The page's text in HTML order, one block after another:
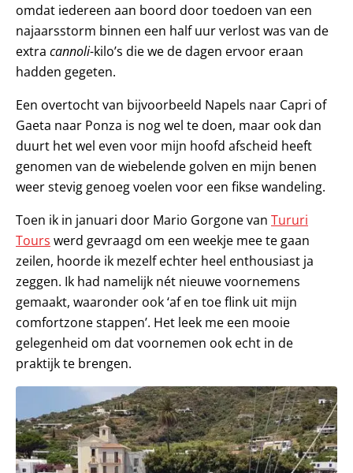
omdat iedereen aan boord door toedoen van een
najaarsstorm binnen een half uur verlost was van de
extra cannoli-kilo’s die we de dagen ervoor eraan
hadden gegeten.
Een overtocht van bijvoorbeeld Napels naar Capri of
Gaeta naar Ponza is nog wel te doen, maar ook dan
duurt het wel even voor mijn hoofd afscheid heeft
genomen van de wiebelende golven en mijn benen
weer stevig genoeg voelen voor een fikse wandeling.
Toen ik in januari door Mario Gorgone van Tururi
Tours werd gevraagd om een weekje mee te gaan
zeilen, hoorde ik mezelf echter heel enthousiast ja
zeggen. Ik had namelijk nét nieuwe voornemens
gemaakt, waaronder ook ‘af en toe flink uit mijn
comfortzone stappen’. Het leek me een mooie
gelegenheid om dat voornemen ook echt in de
praktijk te brengen.